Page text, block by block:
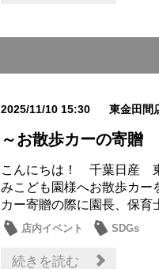
2025/11/10 15:30 東金田間
～お散歩カーの寄贈
こんにちは！ 千葉日産
みこども園様へお散歩カー
カー寄贈の際に園長、保育
店内イベント SDGs
続きを読む